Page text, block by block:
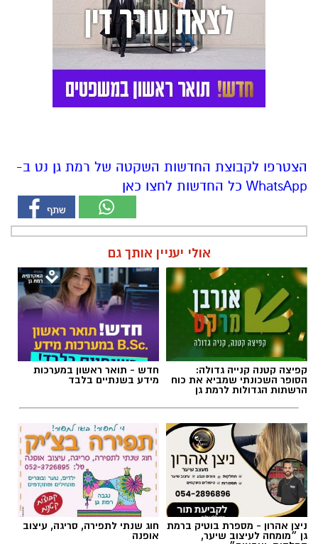
הצטרפו לקבוצת החדשות השקטה של רמת גן נט ב-
WhatsApp כל החדשות לחצו כאן
אולי יעניין אותך גם
קפיצה קטנה קנייה גדולה:
הסופר השכונתי שמביא את כוח
הרשתות הגדולות לרמת גן
חדש - תואר ראשון במערכות
מידע בשנתיים בלבד
ניצן אהרון - מספרת בוטיק ברמת
גן ״מומחה לעיצוב שיער,
חוג שנתי לתפירה, סריגה, עיצוב
אופנה